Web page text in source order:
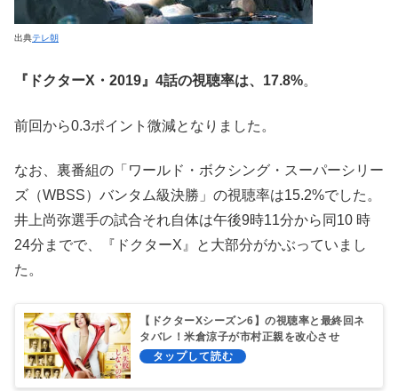
出典テレ朝
『ドクターX・2019』4話の視聴率は、17.8%。
前回から0.3ポイント微減となりました。
なお、裏番組の「ワールド・ボクシング・スーパーシリー
ズ（WBSS）バンタム級決勝」の視聴率は15.2%でした。
井上尚弥選手の試合それ自体は午後9時11分から同10 時
24分までで、『ドクターX』と大部分がかぶっていまし
た。
【ドクターXシーズン6】の視聴率と最終回ネ
タバレ！米倉涼子が市村正親を改心させ
る！？